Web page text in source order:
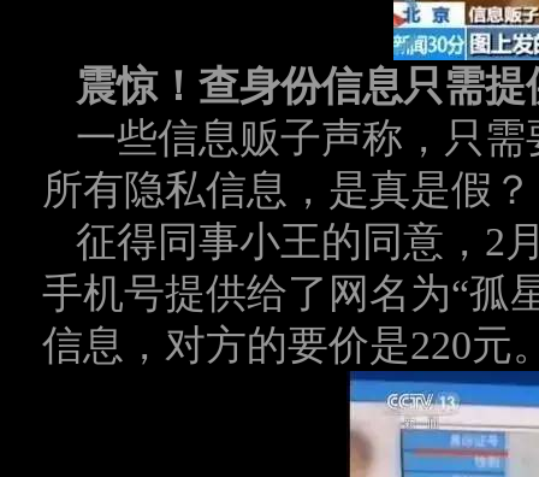
震惊！查身份信息只需提
一些信息贩子声称，只
所有隐私信息，是真是假？
征得同事小王的同意，2
手机号提供给了网名为“孤
信息，对方的要价是220元